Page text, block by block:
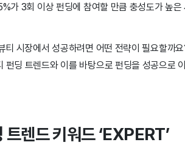
가 3회 이상 펀딩에 참여할 만큼 충성도가 높은
시장에서 성공하려면 어떤 전략이 필요할까
펀딩 트렌드와 이를 바탕으로 펀딩을 성공으로
렌드 키워드 ‘EXPERT’